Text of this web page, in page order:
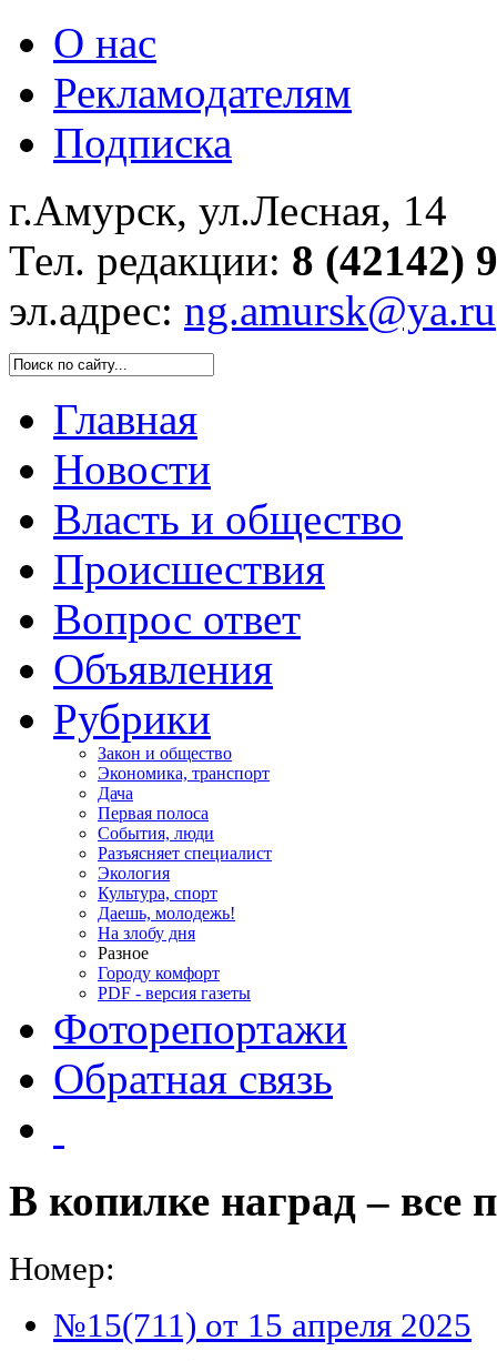
О нас
Рекламодателям
Подписка
г.Амурск, ул.Лесная, 14
Тел. редакции: 8 (42142)
эл.адрес: ng.amursk@ya.ru
Главная
Новости
Власть и общество
Происшествия
Вопрос ответ
Объявления
Рубрики
Закон и общество
Экономика, транспорт
Дача
Первая полоса
События, люди
Разъясняет специалист
Экология
Культура, спорт
Даешь, молодежь!
На злобу дня
Разное
Городу комфорт
PDF - версия газеты
Фоторепортажи
Обратная связь
В копилке наград – все
Номер:
№15(711) от 15 апреля 2025